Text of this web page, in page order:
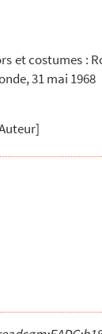
et costumes :
31 mai 1968